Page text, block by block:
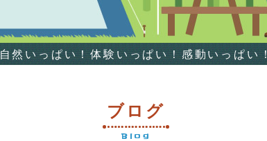
自然いっぱい！体験いっぱい！感動いっぱい！
ブログ
Blog